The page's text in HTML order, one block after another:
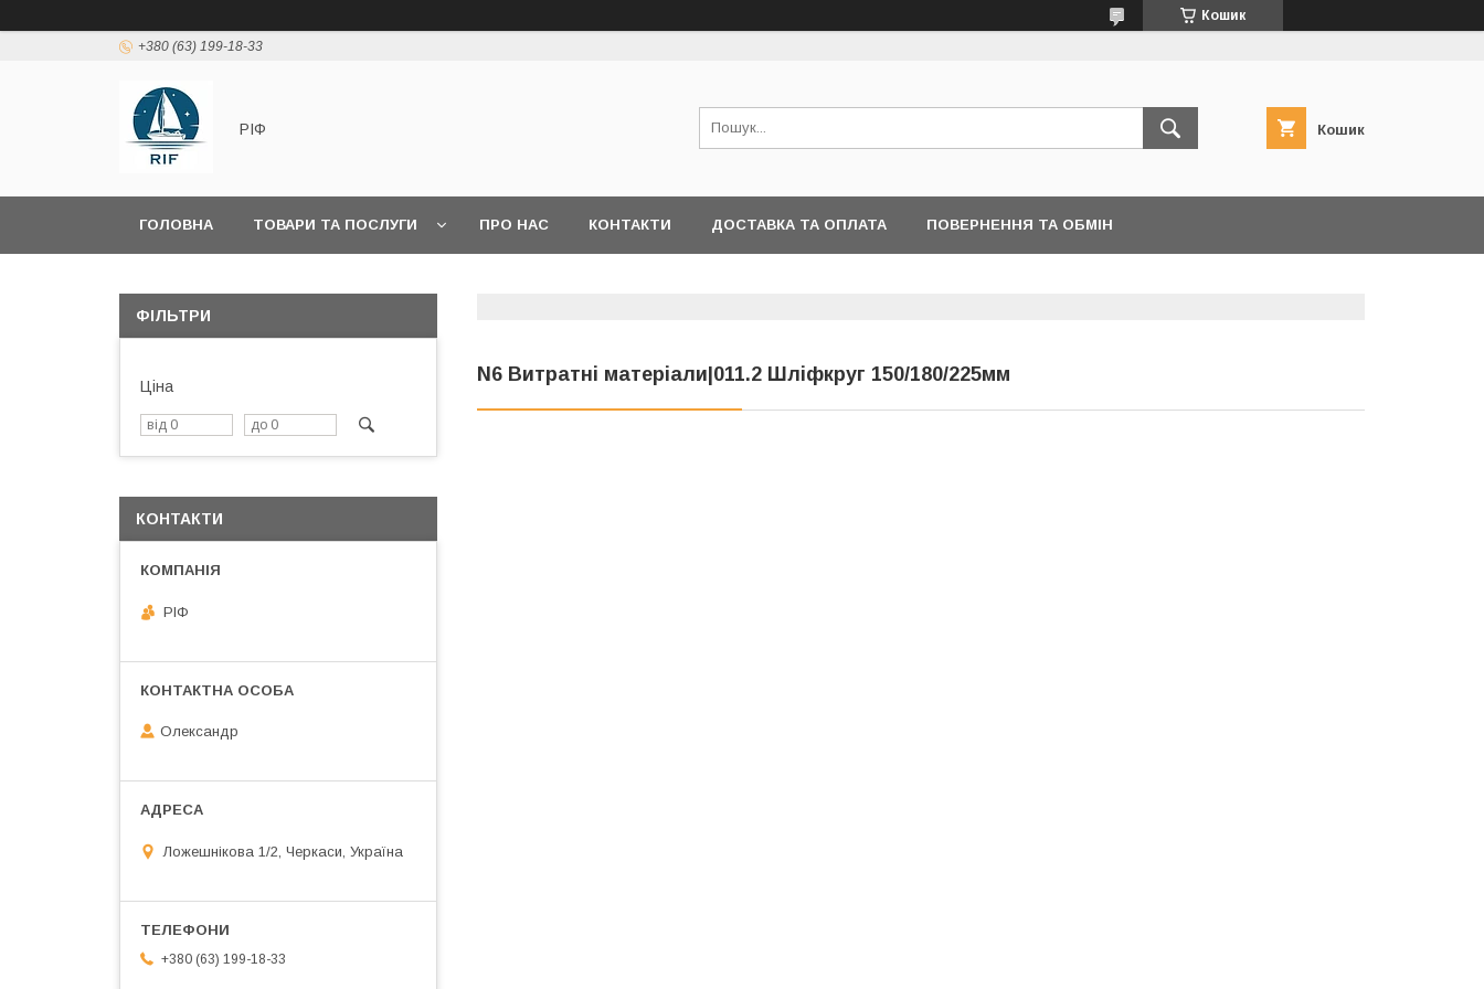
Кошик
+380 (63) 199-18-33
РІФ Кошик
ГОЛОВНА ТОВАРИ ТА ПОСЛУГИ ПРО НАС КОНТАКТИ ДОСТАВКА ТА ОПЛАТА ПОВЕРНЕННЯ ТА ОБМІН
N6 Витратні матеріали|011.2 Шліфкруг 150/180/225мм
ФІЛЬТРИ
Ціна
КОНТАКТИ
РІФ
Олександр
Ложешнікова 1/2, Черкаси, Україна
+380 (63) 199-18-33